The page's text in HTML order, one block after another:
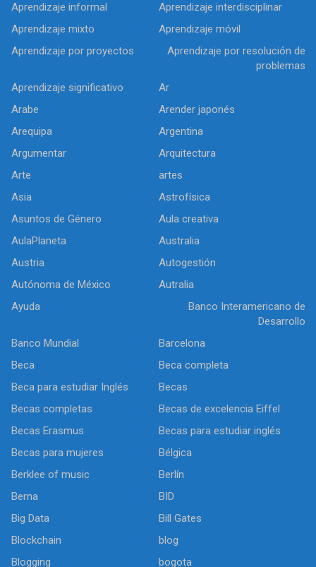
Aprendizaje informal
Aprendizaje interdisciplinar
Aprendizaje mixto
Aprendizaje móvil
Aprendizaje por proyectos
Aprendizaje por resolución de
problemas
Aprendizaje significativo
Ar
Arabe
Arender japonés
Arequipa
Argentina
Argumentar
Arquitectura
Arte
artes
Asia
Astrofísica
Asuntos de Género
Aula creativa
AulaPlaneta
Australia
Austria
Autogestión
Autónoma de México
Autralia
Ayuda
Banco Interamericano de
Desarrollo
Banco Mundial
Barcelona
Beca
Beca completa
Beca para estudiar Inglés
Becas
Becas completas
Becas de excelencia Eiffel
Becas Erasmus
Becas para estudiar inglés
Becas para mujeres
Bélgica
Berklee of music
Berlín
Berna
BID
Big Data
Bill Gates
Blockchain
blog
Blogging
bogota